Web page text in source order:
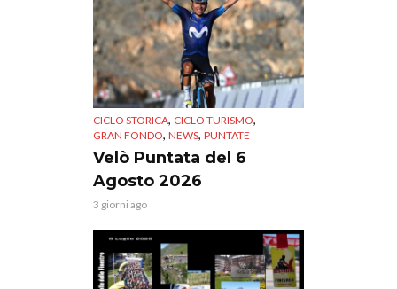
CICLO STORICA, CICLO TURISMO,
GRAN FONDO, NEWS, PUNTATE
Velò Puntata del 6
Agosto 2026
3 giorni ago